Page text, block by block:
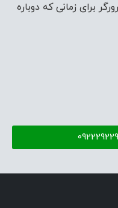
برای زمانی که دوباره